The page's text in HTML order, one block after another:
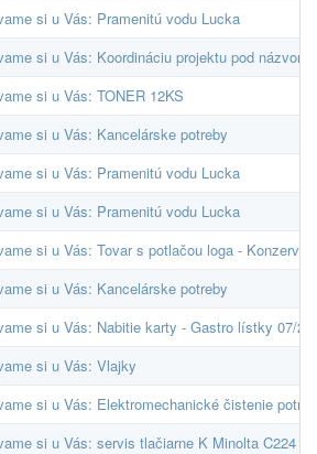
si u Vás: Pramenitú vodu Lucka
si u Vás: Koordináciu projektu pod
si u Vás: TONER 12KS
si u Vás: Kancelárske potreby
si u Vás: Pramenitú vodu Lucka
si u Vás: Pramenitú vodu Lucka
si u Vás: Tovar s potlačou loga -
si u Vás: Kancelárske potreby
si u Vás: Nabitie karty - Gastro lístky 07/
si u Vás: Vlajky
si u Vás: Elektromechanické čistenie
si u Vás: servis tlačiarne K Minolta C224